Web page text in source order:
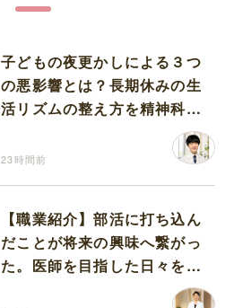
子どもの夜更かしによる３つ
の悪影響とは？長期休みの生
活リズムの整え方を精神科医
23時間前
【職業紹介】部活に打ち込ん
だことが将来の興味へ繋がっ
た。医師を目指した日々を振